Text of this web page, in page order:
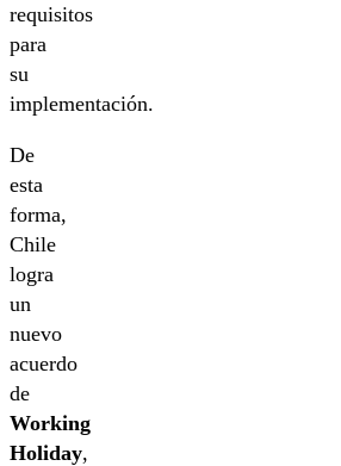
requisitos
para
su
implementación.
De
esta
forma,
Chile
logra
un
nuevo
acuerdo
de
Working
Holiday,